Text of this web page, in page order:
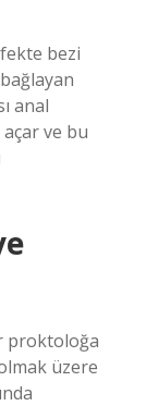
bezi
anal
ve bu
proktoloğa
üzere